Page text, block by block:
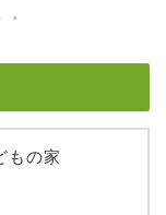
もの家